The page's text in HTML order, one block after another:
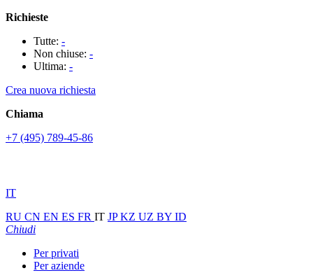
Richieste
Tutte: -
Non chiuse: -
Ultima: -
Crea nuova richiesta
Chiama
+7 (495) 789-45-86
IT
RU CN EN ES FR IT JPKZ UZ BY ID
Chiudi
Per privati
Per aziende